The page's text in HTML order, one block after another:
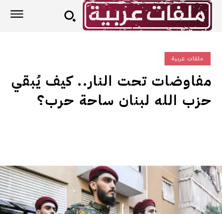
ملفات عربية
مفاوضات تحت النار.. كيف يُبقي
حزب الله لبنان ساحة حرب؟